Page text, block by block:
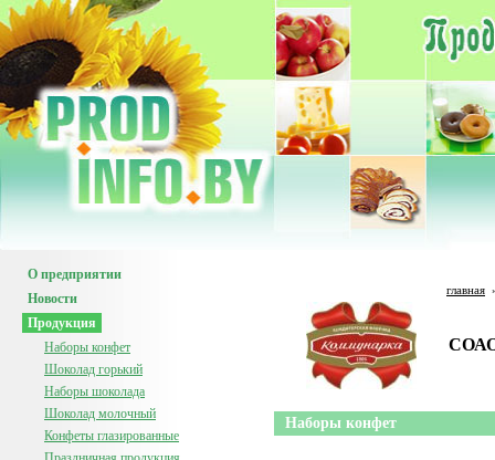
О предприятии
Новости
Продукция
Наборы конфет
Шоколад горький
Наборы шоколада
Шоколад молочный
Конфеты глазированные
главная
СОАО
Наборы конфет